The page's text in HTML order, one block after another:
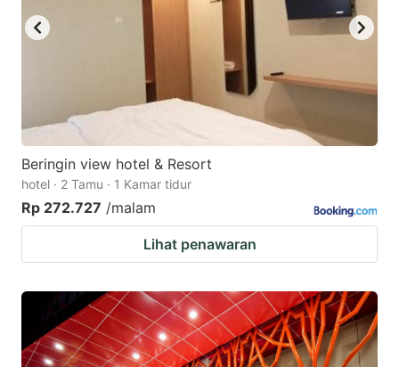
Beringin view hotel & Resort
hotel · 2 Tamu · 1 Kamar tidur
Rp 272.727 /malam
Lihat penawaran